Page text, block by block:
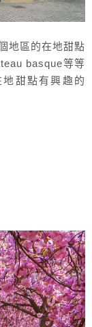
地區的在地甜點
basque等等
甜點有興趣的
掩面）。